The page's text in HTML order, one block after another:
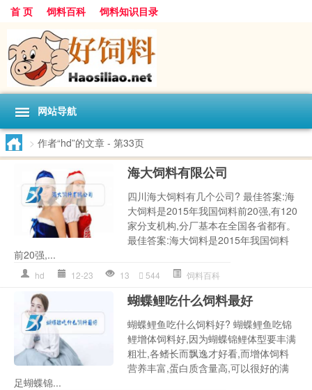
首 页 饲料百科 饲料知识目录
网站导航
> 作者“hd”的文章 - 第33页
海大饲料有限公司
四川海大饲料有几个公司? 最佳答案:海
大饲料是2015年我国饲料前20强,有120
家分支机构,分厂基本在全国各省都有。
最佳答案:海大饲料是2015年我国饲料
前20强,...
hd 12-23 13 544 饲料百科
蝴蝶鲤吃什么饲料最好
蝴蝶鲤鱼吃什么饲料好? 蝴蝶鲤鱼吃锦
鲤增体饲料好,因为蝴蝶锦鲤体型要丰满
粗壮,各鳍长而飘逸才好看,而增体饲料
营养丰富,蛋白质含量高,可以很好的满
足蝴蝶锦...